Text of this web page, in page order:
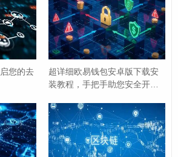
prevTxId （前一笔交易的ID）和vo
的输出索引）来实现的，矿工和全节
信息去查找对应的UTXO，并验证其解
。
当需要支付较大金额或UTXO碎片化
往需要添加多个输入，即多次执行“a
您的去
超详细欧易钱包安卓版下载安
装教程，手把手助您安全开启